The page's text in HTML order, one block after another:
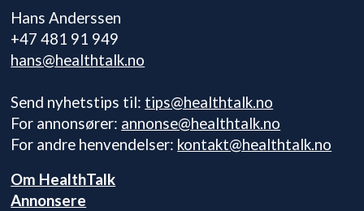
Hans Anderssen
+47 481 91 949
hans@healthtalk.no
Send nyhetstips til: tips@healthtalk.no
For annonsører: annonse@healthtalk.no
For andre henvendelser: kontakt@healthtalk.no
Om HealthTalk
Annonsere